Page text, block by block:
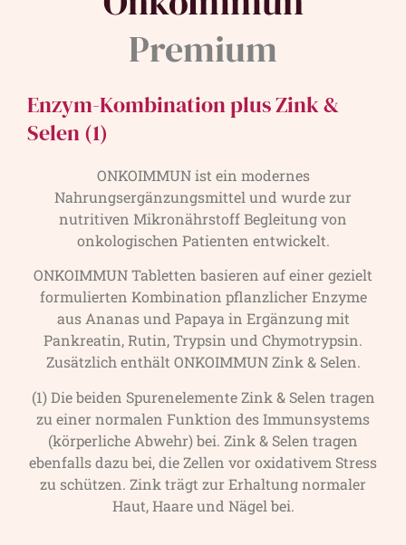
Premium
Enzym-Kombination plus Zink &
Selen (1)
ONKOIMMUN ist ein modernes
Nahrungsergänzungsmittel und wurde zur
nutritiven Mikronährstoff Begleitung von
onkologischen Patienten entwickelt.
ONKOIMMUN Tabletten basieren auf einer gezielt
formulierten Kombination pflanzlicher Enzyme
aus Ananas und Papaya in Ergänzung mit
Pankreatin, Rutin, Trypsin und Chymotrypsin.
Zusätzlich enthält ONKOIMMUN Zink & Selen.
(1) Die beiden Spurenelemente Zink & Selen tragen
zu einer normalen Funktion des Immunsystems
(körperliche Abwehr) bei. Zink & Selen tragen
ebenfalls dazu bei, die Zellen vor oxidativem Stress
zu schützen. Zink trägt zur Erhaltung normaler
Haut, Haare und Nägel bei.